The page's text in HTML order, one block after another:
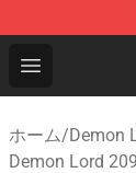
Open menu
Demon
ホーム/Demon
Demon Lord